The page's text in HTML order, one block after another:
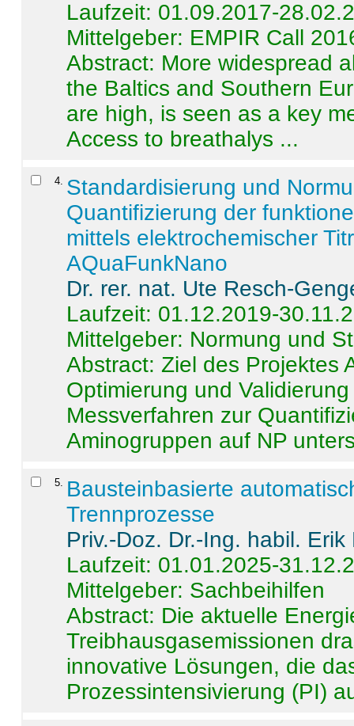
Laufzeit: 01.09.2017-
Mittelgeber: EMPIR Call
Abstract: More widespread
the Baltics and Southern
are high, is seen as a key
Access to breathalys ...
4 Standardisierung und
Quantifizierung der
mittels elektrochemischer
AQuaFunkNano
Dr. rer. nat. Ute Resch-
Laufzeit: 01.12.2019-
Mittelgeber: Normung und
Abstract:Ziel des Projektes
Optimierung und
Messverfahren zur
Aminogruppen auf NP
5
Bausteinbasierte
Trennprozesse
Priv.-Doz. Dr.-Ing. habil. Erik
Laufzeit: 01.01.2025-
Mittelgeber: Sachbeihilfen
Abstract: Die aktuelle
Treibhausgasemissionen
innovative Lösungen, die
Prozessintensivierung (PI)